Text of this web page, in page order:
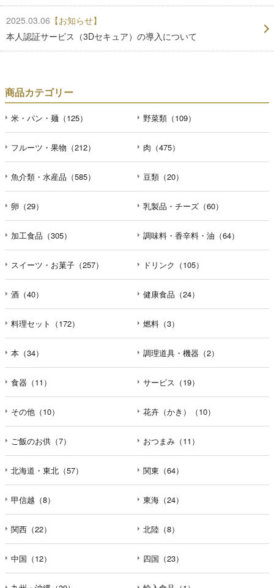
2025.03.06 【お知らせ】
本人認証サービス（3Dセキュア）の導入について
商品カテゴリー
米・パン・麺（125） 野菜類（109）
フルーツ・果物（212） 肉（475）
魚介類・水産品（585） 豆類（20）
卵（29） 乳製品・チーズ（60）
加工食品（305） 調味料・香辛料・油（64）
スイーツ・お菓子（257） ドリンク（105）
酒（40） 健康食品（24）
料理セット（172） 燃料（3）
本（34） 調理道具・機器（2）
食器（11） サービス（19）
その他（10） 花卉（かき）（10）
ご飯のお供（7） おつまみ（11）
北海道・東北（57） 関東（64）
甲信越（8） 東海（24）
関西（22） 北陸（8）
中国（12） 四国（23）